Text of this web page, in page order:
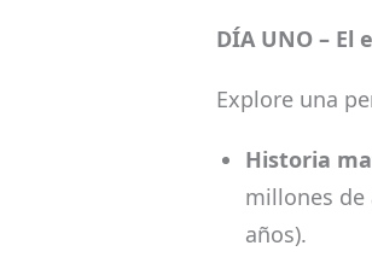
DÍA UNO – El
Explore una
Historia
millones de
años).